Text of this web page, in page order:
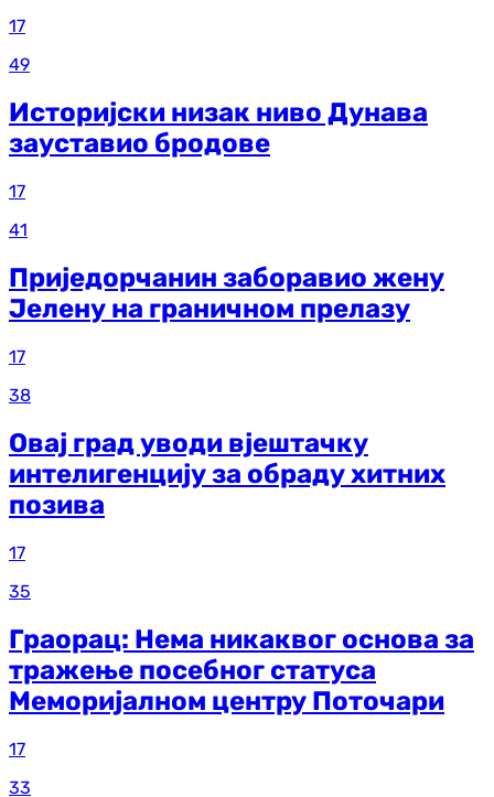
17
49
Историјски низак ниво Дунава
зауставио бродове
17
41
Приједорчанин заборавио жену
Јелену на граничном прелазу
17
38
Овај град уводи вјештачку
интелигенцију за обраду хитних
позива
17
35
Граорац: Нема никаквог основа за
тражење посебног статуса
Меморијалном центру Поточари
17
33